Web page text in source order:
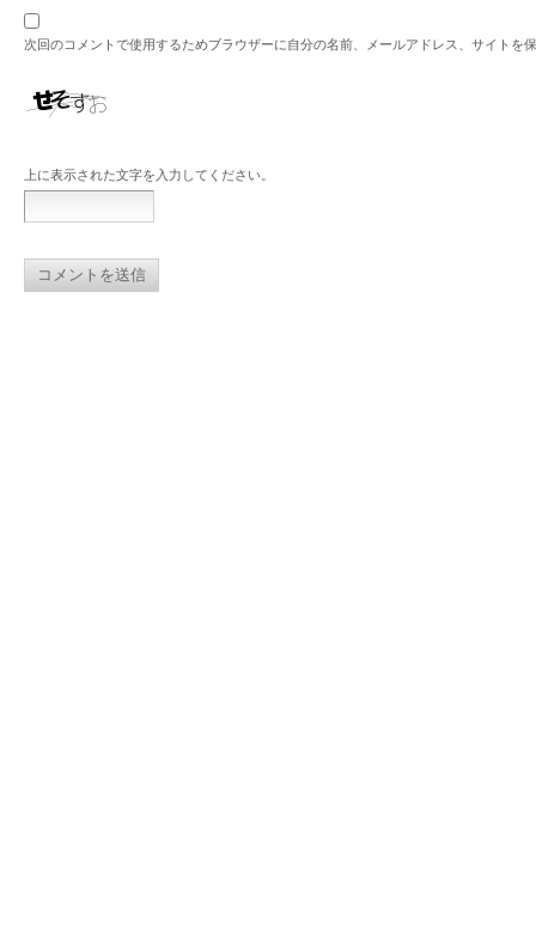
次回のコメントで使用するためブラウザーに自分の名前、メールアドレス、サイトを
上に表示された文字を入力してください。